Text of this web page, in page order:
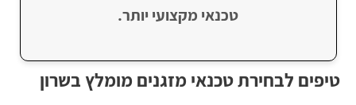
טכנאי מקצועי יותר.
טיפים לבחירת טכנאי מזגנים מומלץ בשרון